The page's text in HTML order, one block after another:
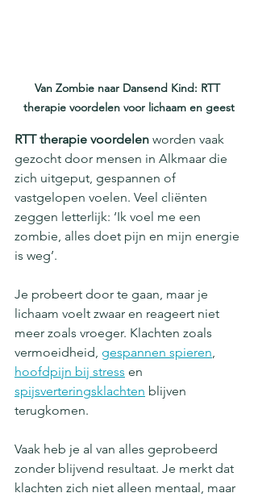
Van Zombie naar Dansend Kind: RTT
therapie voordelen voor lichaam en geest
RTT therapie voordelen worden vaak
gezocht door mensen in Alkmaar die
zich uitgeput, gespannen of
vastgelopen voelen. Veel cliënten
zeggen letterlijk: ‘Ik voel me een
zombie, alles doet pijn en mijn energie
is weg’.
Je probeert door te gaan, maar je
lichaam voelt zwaar en reageert niet
meer zoals vroeger. Klachten zoals
vermoeidheid, gespannen spieren,
hoofdpijn bij stress en
spijsverteringsklachten blijven
terugkomen.
Vaak heb je al van alles geprobeerd
zonder blijvend resultaat. Je merkt dat
klachten zich niet alleen mentaal, maar